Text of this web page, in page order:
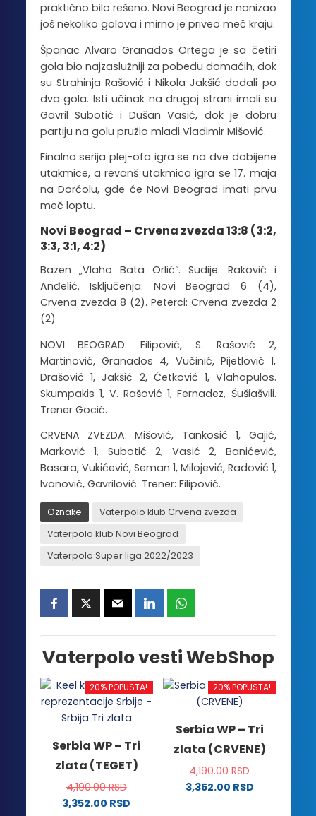
praktično bilo rešeno. Novi Beograd je nanizao
još nekoliko golova i mirno je priveo meč kraju.
Španac Alvaro Granados Ortega je sa četiri
gola bio najzaslužniji za pobedu domaćih, dok
su Strahinja Rašović i Nikola Jakšić dodali po
dva gola. Isti učinak na drugoj strani imali su
Gavril Subotić i Dušan Vasić, dok je dobru
partiju na golu pružio mladi Vladimir Mišović.
Finalna serija plej-ofa igra se na dve dobijene
utakmice, a revanš utakmica igra se 17. maja
na Dorćolu, gde će Novi Beograd imati prvu
meč loptu.
Novi Beograd – Crvena zvezda 13:8 (3:2,
3:3, 3:1, 4:2)
Bazen „Vlaho Bata Orlić“. Sudije: Raković i
Anđelić. Isključenja: Novi Beograd 6 (4),
Crvena zvezda 8 (2). Peterci: Crvena zvezda 2
(2)
NOVI BEOGRAD: Filipović, S. Rašović 2,
Martinović, Granados 4, Vučinić, Pijetlović 1,
Drašović 1, Jakšić 2, Ćetković 1, Vlahopulos.
Skumpakis 1, V. Rašović 1, Fernadez, Šušiašvili.
Trener Gocić.
CRVENA ZVEZDA: Mišović, Tankosić 1, Gajić,
Marković 1, Subotić 2, Vasić 2, Banićević,
Basara, Vukićević, Seman 1, Milojević, Radović 1,
Ivanović, Gavrilović. Trener: Filipović.
Oznake
Vaterpolo klub Crvena zvezda
Vaterpolo klub Novi Beograd
Vaterpolo Super liga 2022/2023
Vaterpolo vesti WebShop
20% POPUSTA!
Serbia WP – Tri
zlata (TEGET)
4,190.00RSD
3,352.00 RSD
20% POPUSTA!
Serbia WP – Tri
zlata (CRVENE)
4,190.00RSD
3,352.00 RSD